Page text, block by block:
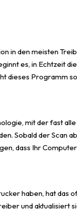
in den meisten
es, in Echtzeit
dieses Programm
mit der fast
Sobald der Scan
dass Ihr
haben, hat das
und aktualisiert